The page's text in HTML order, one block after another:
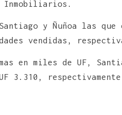
Inmobiliarios.
y Ñuñoa las
vendidas,
en miles de UF,
3.310,